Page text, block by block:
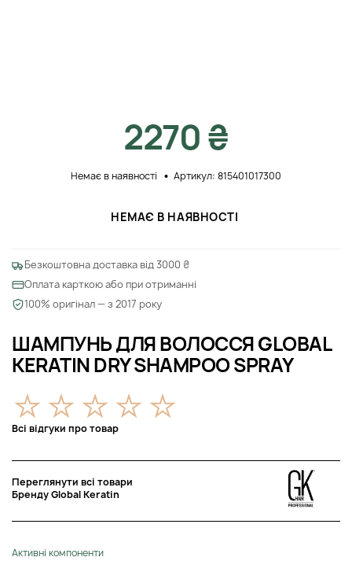
ШАМПУНЬ ДЛЯ ВОЛОССЯ GLOBAL
KERATIN DRY SHAMPOO SPRAY
Всі відгуки про товар
Переглянути всі товари
Бренду Global Keratin
Активні компоненти
2270 ₴
Немає в наявності Артикул: 815401017300
НЕМАЄ В НАЯВНОСТІ
Безкоштовна доставка від 3000 ₴
Оплата карткою або при отриманні
100% оригінал — з 2017 року